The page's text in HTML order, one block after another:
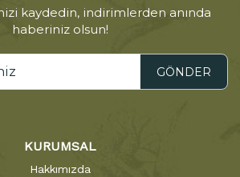
kaydedin, indirimlerden anında
haberiniz olsun!
GÖNDER
KURUMSAL
Hakkımızda